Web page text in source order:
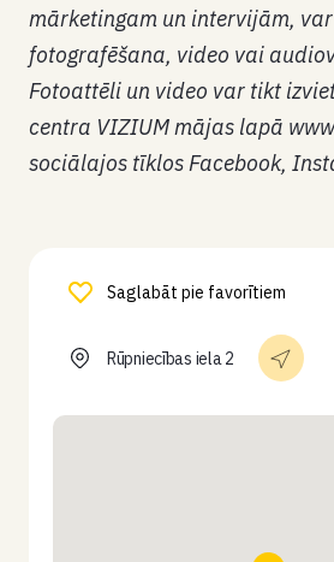
mārketingam un intervijām,
fotografēšana, video vai
Fotoattēli un video var tikt
centra VIZIUM mājas lapā
sociālajos tīklos Facebook,
Saglabāt pie favorītiem
Rūpniecības iela 2